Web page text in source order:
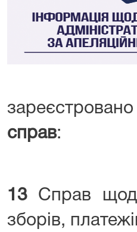
справ:
1 3 Справ
зборів,